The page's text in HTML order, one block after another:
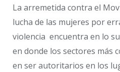
La arremetida contra el
lucha de las mujeres por
violencia encuentra en lo
en donde los sectores más
en ser autoritarios en los